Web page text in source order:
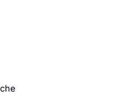
che